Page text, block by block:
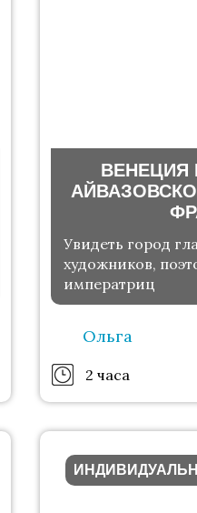
ВЕНЕЦИЯ
Увидеть город
художников,
императриц
Ольга
2 часа